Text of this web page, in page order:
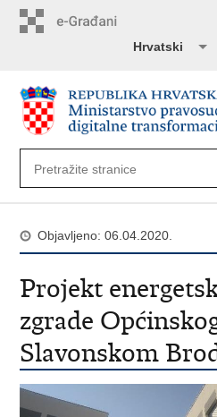
Hrvatski
Objavljeno: 06.04.2020.
Projekt
zgrade
Slavonskom